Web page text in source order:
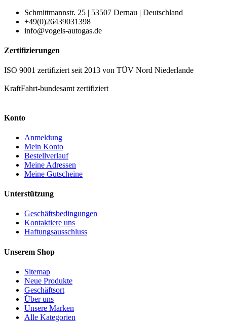
Schmittmannstr. 25 | 53507 Dernau | Deutschland
+49(0)26439031398
info@vogels-autogas.de
Zertifizierungen
ISO 9001 zertifiziert seit 2013 von TÜV Nord Niederlande
KraftFahrt-bundesamt zertifiziert
Konto
Anmeldung
Mein Konto
Bestellverlauf
Meine Adressen
Meine Gutscheine
Unterstützung
Geschäftsbedingungen
Kontaktiere uns
Haftungsausschluss
Unserem Shop
Sitemap
Neue Produkte
Geschäftsort
Über uns
Unsere Marken
Alle Kategorien